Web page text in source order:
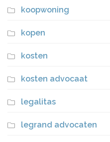
koopwoning
kopen
kosten
kosten advocaat
legalitas
legrand advocaten